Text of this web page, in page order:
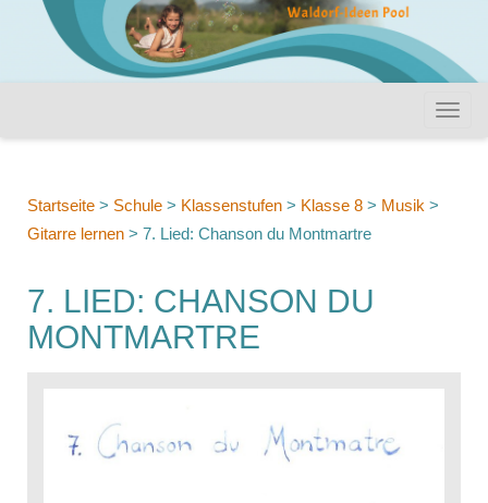
Startseite > Schule > Klassenstufen > Klasse 8 > Musik >
Gitarre lernen > 7. Lied: Chanson du Montmartre
7. LIED: CHANSON DU
MONTMARTRE